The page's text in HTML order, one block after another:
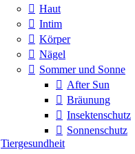
Haut
Intim
Körper
Nägel
Sommer und Sonne
After Sun
Bräunung
Insektenschutz
Sonnenschutz
Tiergesundheit